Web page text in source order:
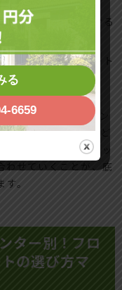
の対策も組み合わせる
インがあれば、シート
る
ニトリ、ホームセン
も「自分の家ではど
ります。次のステッ
わせていくことが、底
。
ター別！フロ
の選び方マ
る
6659